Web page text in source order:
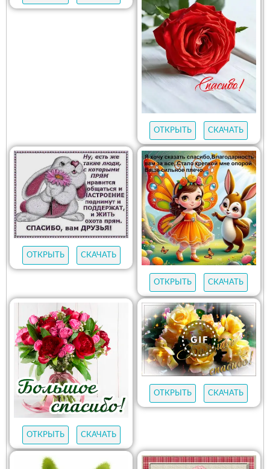
ОТКРЫТЬ СКАЧАТЬ
ОТКРЫТЬ СКАЧАТЬ
ОТКРЫТЬ СКАЧАТЬ
ОТКРЫТЬ СКАЧАТЬ
ОТКРЫТЬ СКАЧАТЬ